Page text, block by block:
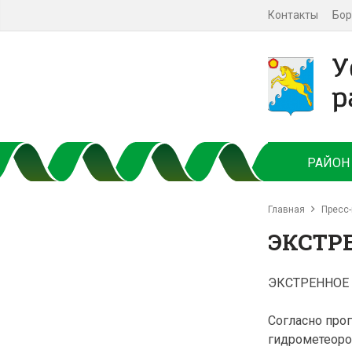
Контакты
РАЙОН
Главная
Согласно